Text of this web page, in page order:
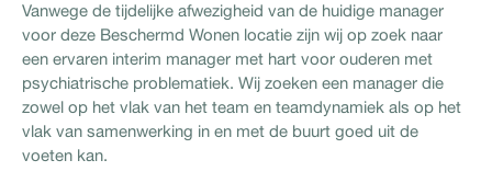
Vanwege de tijdelijke afwezigheid van de huidige manager
voor deze Beschermd Wonen locatie zijn wij op zoek naar
een ervaren interim manager met hart voor ouderen met
psychiatrische problematiek. Wij zoeken een manager die
zowel op het vlak van het team en teamdynamiek als op het
vlak van samenwerking in en met de buurt goed uit de
voeten kan.